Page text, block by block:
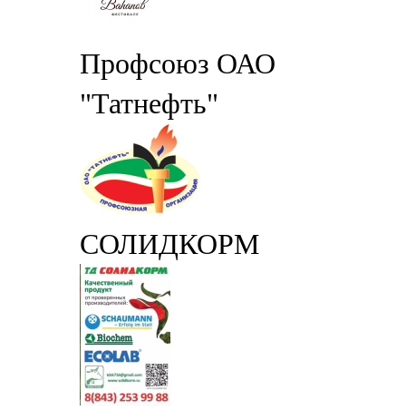
Профсоюз ОАО
"Татнефть"
СОЛИДКОРМ